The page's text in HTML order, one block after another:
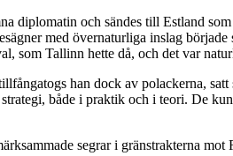
diplomatin och sändes till Estland
med övernaturliga inslag började
som Tallinn hette då, och det var
han dock av polackerna,
både i praktik och i teori. De
segrar i gränstrakterna